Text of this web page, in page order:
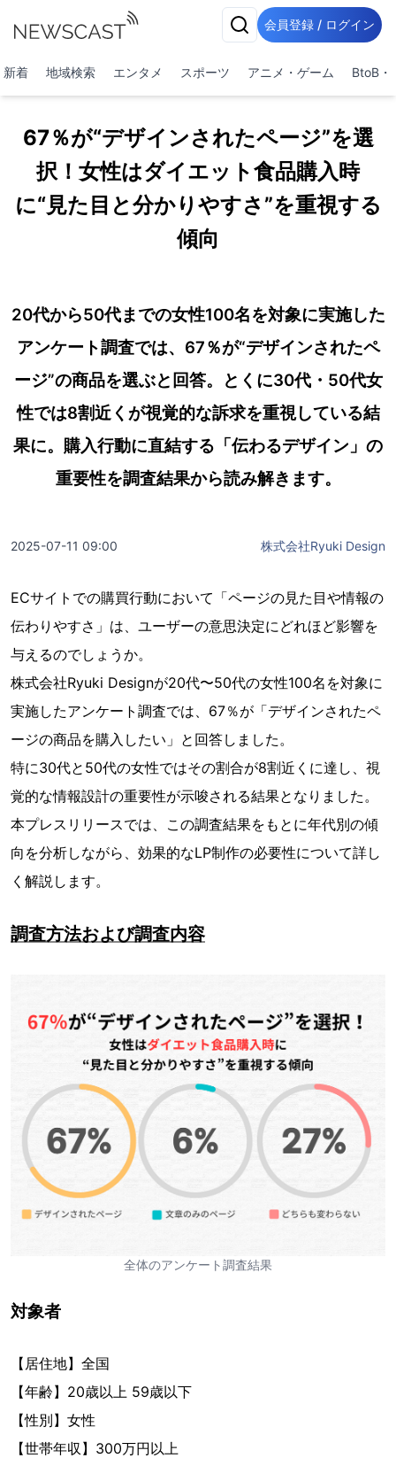
会員登録 / ログイン
新着 地域検索 エンタメ スポーツ アニメ・ゲーム BtoB・
67％が“デザインされたページ”を選
択！女性はダイエット食品購入時
に“見た目と分かりやすさ”を重視する
傾向
20代から50代までの女性100名を対象に実施した
アンケート調査では、67％が“デザインされたペ
ージ”の商品を選ぶと回答。とくに30代・50代女
性では8割近くが視覚的な訴求を重視している結
果に。購入行動に直結する「伝わるデザイン」の
重要性を調査結果から読み解きます。
2025-07-11 09:00 株式会社Ryuki Design
ECサイトでの購買行動において「ページの見た目や情報の
伝わりやすさ」は、ユーザーの意思決定にどれほど影響を
与えるのでしょうか。
株式会社Ryuki Designが20代〜50代の女性100名を対象に
実施したアンケート調査では、67％が「デザインされたペ
ージの商品を購入したい」と回答しました。
特に30代と50代の女性ではその割合が8割近くに達し、視
覚的な情報設計の重要性が示唆される結果となりました。
本プレスリリースでは、この調査結果をもとに年代別の傾
向を分析しながら、効果的なLP制作の必要性について詳し
く解説します。
調査方法および調査内容
全体のアンケート調査結果
対象者
【居住地】全国
【年齢】20歳以上 59歳以下
【性別】女性
【世帯年収】300万円以上